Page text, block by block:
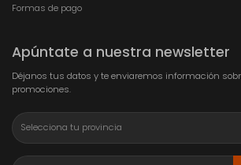
Formas de pago
Apúntate a nuestra newsletter
Déjanos tus datos y te enviaremos información
promociones.